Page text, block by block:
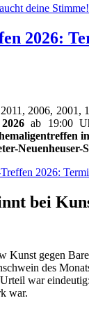
deine Stimme!
2026:
2006,
ab 19:00
Neuenheuser-
2026:
bei
Kunst gegen
des
war
war.